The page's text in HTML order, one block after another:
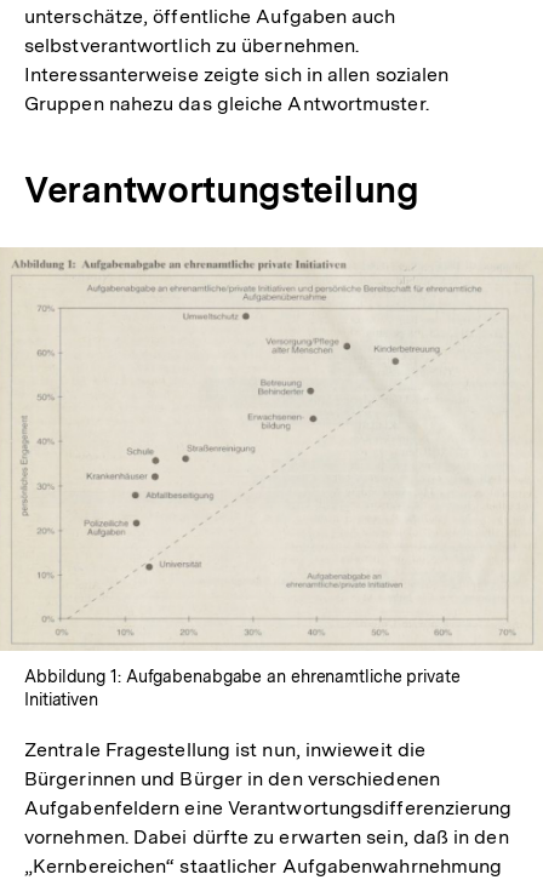
unterschätze, öffentliche Aufgaben auch
selbstverantwortlich zu übernehmen.
Interessanterweise zeigte sich in allen sozialen
Gruppen nahezu das gleiche Antwortmuster.
Verantwortungsteilung
In
Abbildung 1: Aufgabenabgabe an ehrenamtliche private
Initiativen
Zentrale Fragestellung ist nun, inwieweit die
Bürgerinnen und Bürger in den verschiedenen
Aufgabenfeldern eine Verantwortungsdifferenzierung
vornehmen. Dabei dürfte zu erwarten sein, daß in den
„Kernbereichen“ staatlicher Aufgabenwahrnehmung